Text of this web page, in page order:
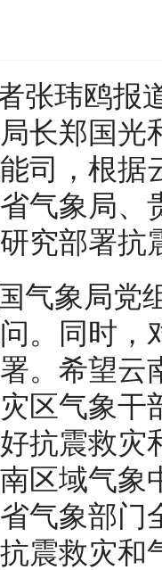
张玮鸥报
长郑国光
司，根据
气象局、
究部署抗
气象局党
。同时，
。希望云
区气象干
抗震救灾
区域气象
气象部
震救灾和